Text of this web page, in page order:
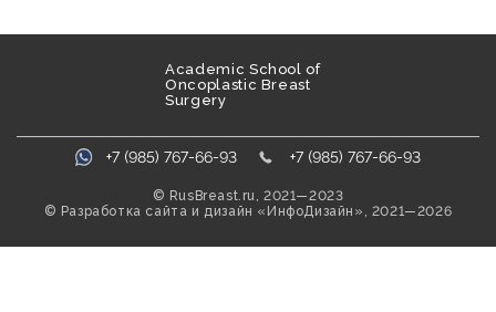
Academic School of
Oncoplastic Breast
Surgery
+7 (985) 767-66-93 +7 (985) 767-66-93
© RusBreast.ru, 2021—2023
© Разработка сайта и дизайн «ИнфоДизайн», 2021—2026